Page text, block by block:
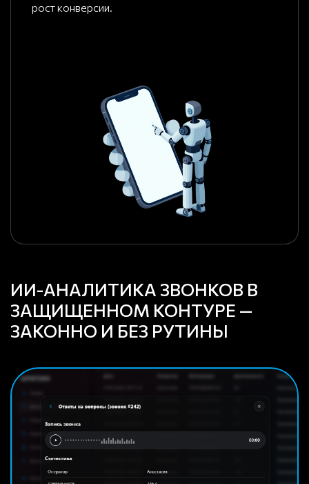
рост конверсии.
ИИ-АНАЛИТИКА ЗВОНКОВ В
ЗАЩИЩЕННОМ КОНТУРЕ —
ЗАКОННО И БЕЗ РУТИНЫ